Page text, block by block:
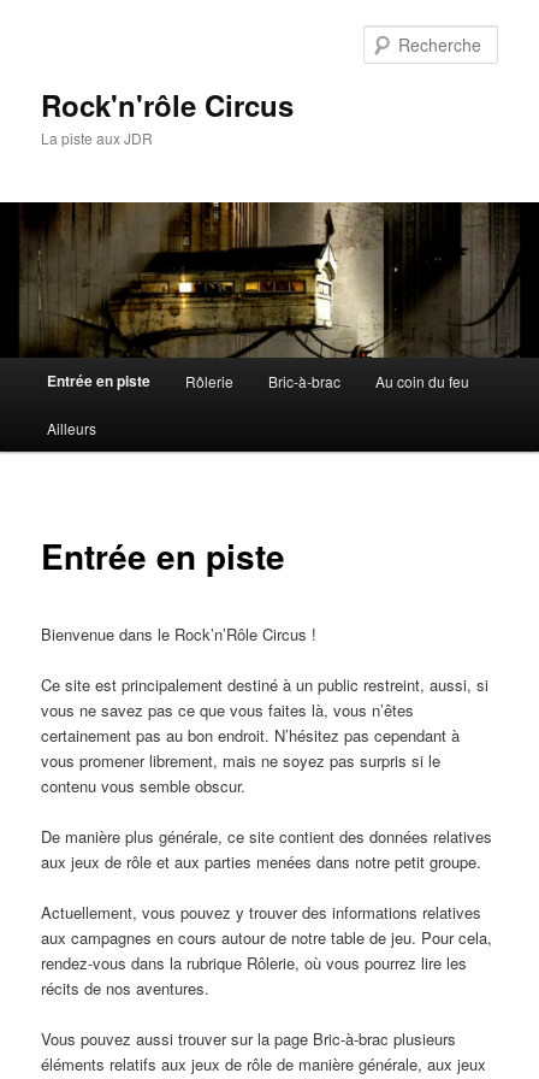
Rock'n'rôle Circus
La piste aux JDR
Aller
au
principal
Entrée en piste Rôlerie Bric-à-brac Au coin du feu
Ailleurs
Entrée en piste
Bienvenue dans le Rock’n’Rôle Circus !
Ce site est principalement destiné à un public restreint, aussi, si
vous ne savez pas ce que vous faites là, vous n’êtes
certainement pas au bon endroit. N’hésitez pas cependant à
vous promener librement, mais ne soyez pas surpris si le
contenu vous semble obscur.
De manière plus générale, ce site contient des données relatives
aux jeux de rôle et aux parties menées dans notre petit groupe.
Actuellement, vous pouvez y trouver des informations relatives
aux campagnes en cours autour de notre table de jeu. Pour cela,
rendez-vous dans la rubrique Rôlerie, où vous pourrez lire les
récits de nos aventures.
Vous pouvez aussi trouver sur la page Bric-à-brac plusieurs
éléments relatifs aux jeux de rôle de manière générale, aux jeux